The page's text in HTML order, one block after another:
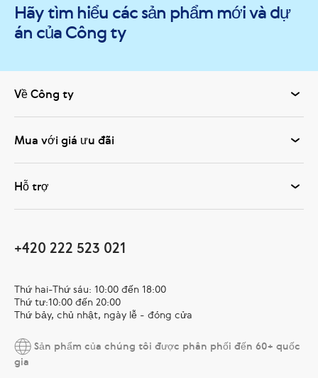
Hãy tìm hiểu các sản phẩm mới và dự
án của Công ty
Về Công ty
Mua với giá ưu đãi
Hỗ trợ
+420 222 523 021
Thứ hai-Thứ sáu: 10:00 đến 18:00
Thứ tư:10:00 đến 20:00
Thứ bảy, chủ nhật, ngày lễ - đóng cửa
Sản phẩm của chúng tôi được phân phối đến 60+ quốc
gia